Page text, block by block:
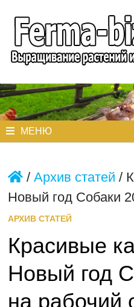
содержимому
МЕНЮ
/ Архив статей /
Новый год Собаки
АРХИВ СТАТЕЙ
Красивые
Новый год
на рабочий